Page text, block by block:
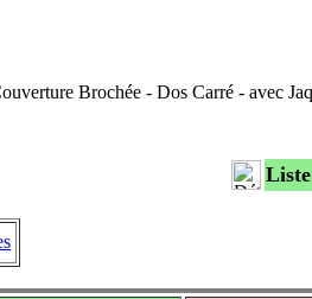
Brochée - Dos Carré - avec